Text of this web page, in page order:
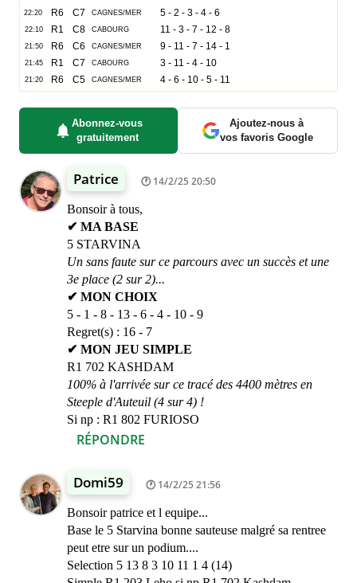
Abonnez-vous
gratuitement
Ajoutez-nous à
vos favoris Google
Patrice 14/2/25 20:50
Bonsoir à tous,
✔ MA BASE
5 STARVINA
Un sans faute sur ce parcours avec un succès et une
3e place (2 sur 2)...
✔ MON CHOIX
5 - 1 - 8 - 13 - 6 - 4 - 10 - 9
Regret(s) : 16 - 7
✔ MON JEU SIMPLE
R1 702 KASHDAM
100% à l'arrivée sur ce tracé des 4400 mètres en
Steeple d'Auteuil (4 sur 4) !
Si np : R1 802 FURIOSO
RÉPONDRE
Domi59 14/2/25 21:56
Bonsoir patrice et l equipe...
Base le 5 Starvina bonne sauteuse malgré sa rentree
peut etre sur un podium....
Selection 5 13 8 3 10 11 1 4 (14)